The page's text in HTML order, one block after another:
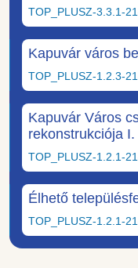
TOP_PLUSZ-3.3.1-
Kapuvár város
TOP_PLUSZ-1.2.3-
Kapuvár Város
rekonstrukciója I.
TOP_PLUSZ-1.2.1-
Élhető
TOP_PLUSZ-1.2.1-